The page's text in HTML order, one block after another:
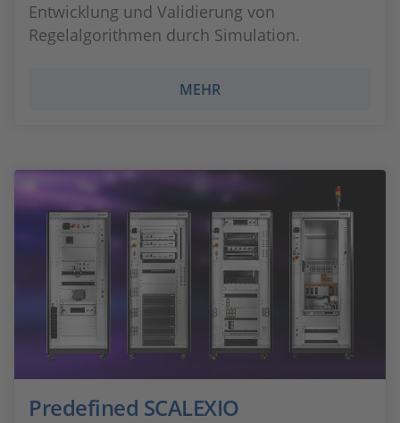
Entwicklung und Validierung von
Regelalgorithmen durch Simulation.
MEHR
Predefined SCALEXIO